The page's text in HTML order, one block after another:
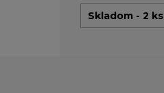
Skladom - 2 ks